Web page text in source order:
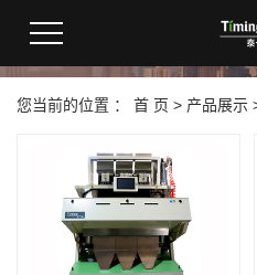
产品
您当前的位置 ： 首 页 > 产品展示